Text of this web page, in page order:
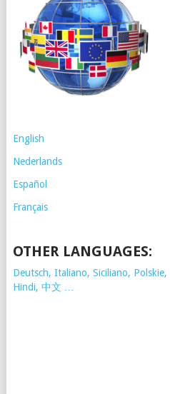
English
Nederlands
Español
Français
OTHER LANGUAGES:
Deutsch, Italiano, Siciliano, Polskie,
Hindi, 中文 …